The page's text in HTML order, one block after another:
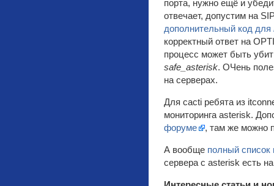
порта, нужно ещё и
отвечает, допустим на
дополнительный код для
корректный ответ на
процесс может быть
safe_asterisk. ОЧень
на серверах.
Для cacti ребята из
мониторинга asterisk.
форуме
, там же можно
А вообще полный список
сервера с asterisk есть